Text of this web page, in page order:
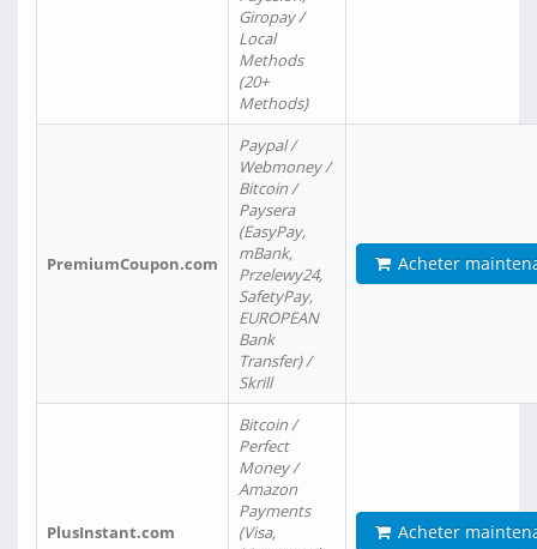
Giropay /
Local
Methods
(20+
Methods)
PremiumCoupon.com
Paypal /
Webmoney /
Bitcoin /
Paysera
(EasyPay,
mBank,
Przelewy24,
SafetyPay,
EUROPEAN
Bank
Transfer) /
Skrill
Acheter
PlusInstant.com
Bitcoin /
Perfect
Money /
Amazon
Payments
(Visa,
Acheter